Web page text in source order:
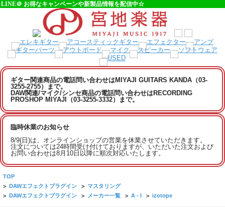
LINE＠ お得なキャンペーンや新製品情報を配信中☆
ギター関連商品の電話問い合わせはMIYAJI GUITARS KANDA（03-
3255-2755）まで。
DAW関連/マイク/シンセ商品の電話問い合わせはRECORDING
PROSHOP MIYAJI（03-3255-3332）まで。
臨時休業のお知らせ
8/9(日)は、オンラインショップの営業を休業させていただきます。
注文については24時間受け付けておりますが、いただいた注文および
お問い合わせは8月10日以降に順次対応いたします。
TOP
> DAWエフェクトプラグイン > マスタリング
> DAWエフェクトプラグイン > メーカー一覧 > A - I > izotope